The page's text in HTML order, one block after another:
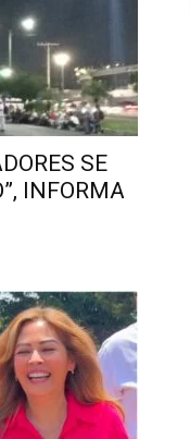
SE
INFORMA